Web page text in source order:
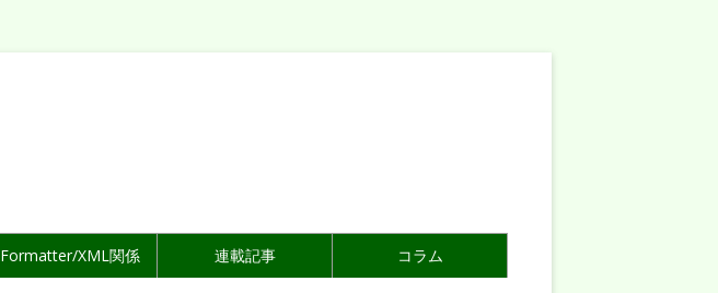
Formatter/XML関係 連載記事 コラム